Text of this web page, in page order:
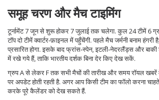
समूह चरण और मैच टाइमिंग
टूर्नामेंट 7 जून से शुरू होकर 7 जुलाई तक चलेगा. कुल 24 टीमें 6
टॉप दो टीमें क्वार्टर‑फ़ाइनल में पहुँचेंगी. पहले मैच जर्मनी बनाम
प्रसारित होगा. इसके बाद फ्रांस‑स्पेन, इटली‑नेदरलैंड्स और
में रखे गये हैं, ताकि भारतीय दर्शक बिना देर किए देख सकें.
ग्रुप A से लेकर F तक सभी मैचों की तारीख और समय रॉयल खबरें
पर अपडेट होती रहती है. अगर आप किसी टीम का फॉलो करना
करके पूरे कैलेंडर को देख सकते हैं.